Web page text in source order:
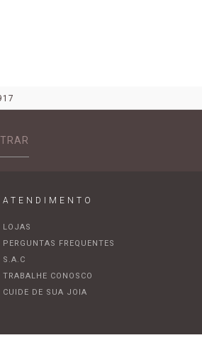
ATENDIMENTO
LOJAS
PERGUNTAS FREQUENTES
S.A.C
TRABALHE CONOSCO
CUIDE DE SUA JOIA